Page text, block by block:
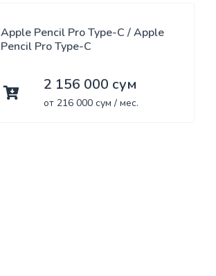
Apple Pencil Pro Type-C / Apple
Pencil Pro Type-C
2 156 000 сум
от 216 000 сум / мес.